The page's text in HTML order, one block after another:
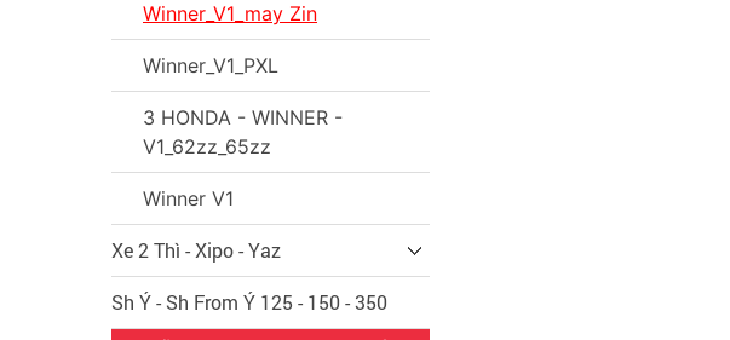
Winner_V1_may Zin
Winner_V1_PXL
3 HONDA - WINNER -
V1_62zz_65zz
Winner V1
Xe 2 Thì - Xipo - Yaz
Sh Ý - Sh From Ý 125 - 150 - 350